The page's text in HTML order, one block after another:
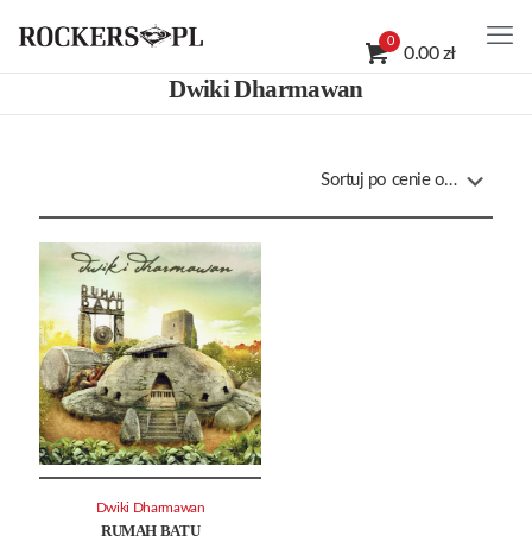
0
0.00 zł
Dwiki Dharmawan
RUMAH BATU
Dwiki Dharmawan